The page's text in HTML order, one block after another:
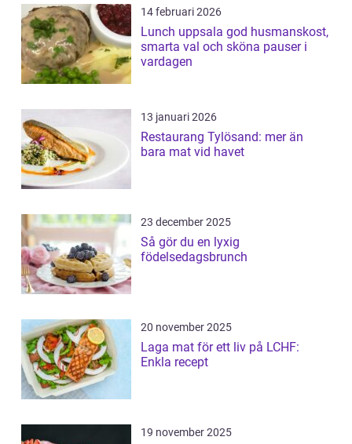
14 februari 2026
Lunch uppsala god husmanskost,
smarta val och sköna pauser i
vardagen
13 januari 2026
Restaurang Tylösand: mer än
bara mat vid havet
23 december 2025
Så gör du en lyxig
födelsedagsbrunch
20 november 2025
Laga mat för ett liv på LCHF:
Enkla recept
19 november 2025